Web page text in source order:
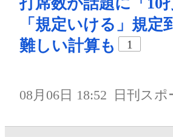
打席数が話題に「10
「規定いける」規定
難しい計算も
1
08月06日 18:52 日刊スポ